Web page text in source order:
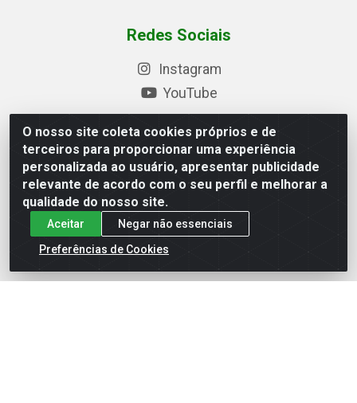
O nosso site coleta cookies próprios e de
terceiros para proporcionar uma experiência
personalizada ao usuário, apresentar publicidade
relevante de acordo com o seu perfil e melhorar a
qualidade do nosso site.
Aceitar
Negar não essenciais
Preferências de Cookies
Redes Sociais
Instagram
YouTube
Formas de Pagamento
Baixe nosso APP